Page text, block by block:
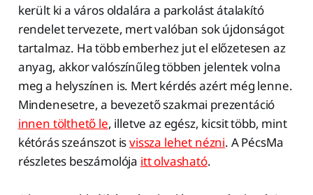
került ki a város oldalára a parkolást átalakító
rendelet tervezete, mert valóban sok újdonságot
tartalmaz. Ha több emberhez jut el előzetesen az
anyag, akkor valószínűleg többen jelentek volna
meg a helyszínen is. Mert kérdés azért még lenne.
Mindenesetre, a bevezető szakmai prezentáció
innen tölthető le, illetve az egész, kicsit több, mint
kétórás szeánszot isvissza lehet nézni. A PécsMa
részletes beszámolója itt olvasható.